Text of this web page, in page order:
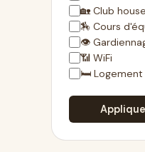
🏡 Club house
🏇 Cours
👁
📶 WiFi
🛏 Logement